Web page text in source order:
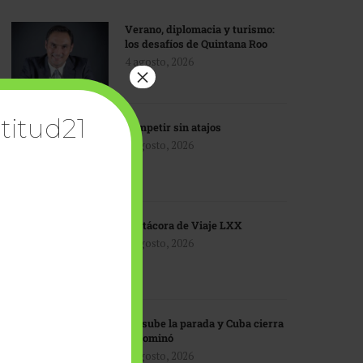
Verano, diplomacia y turismo:
los desafíos de Quintana Roo
4 agosto, 2026
Competir sin atajos
4 agosto, 2026
Bitácora de Viaje LXX
3 agosto, 2026
EU sube la parada y Cuba cierra
el dominó
3 agosto, 2026
×